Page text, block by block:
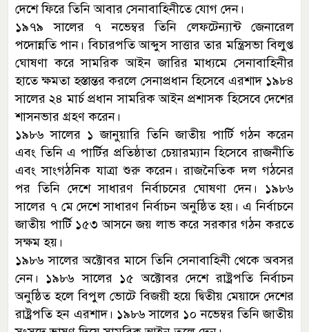
দেশে ফিরে তিনি আবার সেনাবাহিনীতে যোগ দেন।
১৯৭৯ সালের ৭ নভেম্বর তিনি লেফটেন্যান্ট জেনারেল
পদোন্নতি পান। বিচারপতি আব্দুস সাত্তার তার মন্ত্রিসভা বিলুপ্ত
ঘোষণা করে সামরিক আইন জারির মাধ্যমে সেনাবাহিনীর
হাতে ক্ষমতা হস্তান্তর করলে সেনাপ্রধান হিসেবে এরশাদ ১৯৮৪
সালের ২৪ মার্চ প্রধান সামরিক আইন প্রশাসক হিসেবে দেশের
শাসনভার গ্রহণ করেন।
১৯৮৬ সালের ১ জানুয়ারি তিনি জাতীয় পার্টি গঠন করেন
এবং তিনি এ পার্টির প্রতিষ্ঠাতা চেয়ারম্যান হিসেবে রাজনীতি
এবং সাংগঠনিক যাত্রা শুরু করেন। রাজনৈতিক দল গঠনের
পর তিনি দেশে সাধারণ নির্বাচনের ঘোষণা দেন। ১৯৮৬
সালের ৭ মে দেশে সাধারণ নির্বাচন অনুষ্ঠিত হয়। এ নির্বাচনে
জাতীয় পার্টি ১৫৩ আসনে জয় লাভ করে সরকার গঠন করতে
সক্ষম হয়।
১৯৮৬ সালের অক্টোবর মাসে তিনি সেনাবাহিনী থেকে অবসর
নেন। ১৯৮৬ সালের ১৫ অক্টোবর দেশে রাষ্ট্রপতি নির্বাচন
অনুষ্ঠিত হলে বিপুল ভোটে বিজয়ী হয়ে দ্বিতীয় মেয়াদে দেশের
রাষ্ট্রপতি হন এরশাদ। ১৯৮৬ সালের ১০ নভেম্বর তিনি জাতীয়